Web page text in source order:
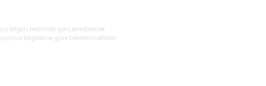
bilgisi, teslimatı gerçekleştirecek
bilgilerine göre belirlenmektedir.